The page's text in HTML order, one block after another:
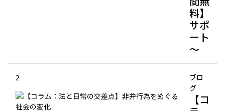
料】
サポ
ート
～
2
ブロ
グ
【コ